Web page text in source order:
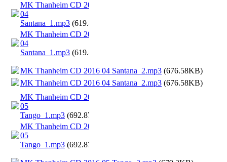
MK Thanheim CD 2016
04
Santana_1.mp3 (619.8KB)
MK Thanheim CD 2016
04
Santana_1.mp3 (619.8KB)
MK Thanheim CD 2016 04 Santana_2.mp3 (676.58KB)
MK Thanheim CD 2016 04 Santana_2.mp3 (676.58KB)
MK Thanheim CD 2016
05
Tango_1.mp3 (692.87KB)
MK Thanheim CD 2016
05
Tango_1.mp3 (692.87KB)